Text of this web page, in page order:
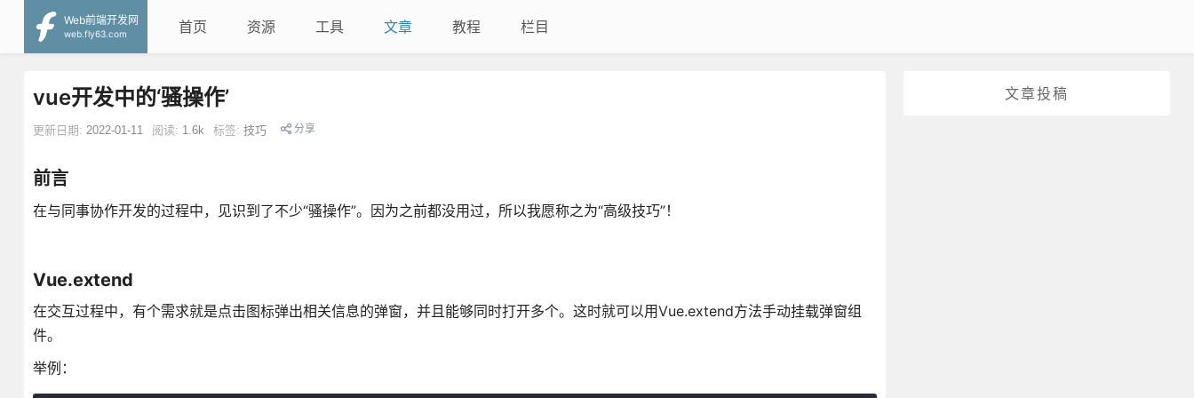
Web前端开发网
web.fly63.com
首页 资源 工具 文章 教程 栏目
文章投稿
vue开发中的‘骚操作’
更新日期: 2022-01-11 阅读: 1.6k 标签: 技巧 分享
前言
在与同事协作开发的过程中，见识到了不少“骚操作”。因为之前都没用过，所以我愿称之为“高级技巧”！
Vue.extend
在交互过程中，有个需求就是点击图标弹出相关信息的弹窗，并且能够同时打开多个。这时就可以用Vue.extend方法手动挂载弹窗组
件。
举例：